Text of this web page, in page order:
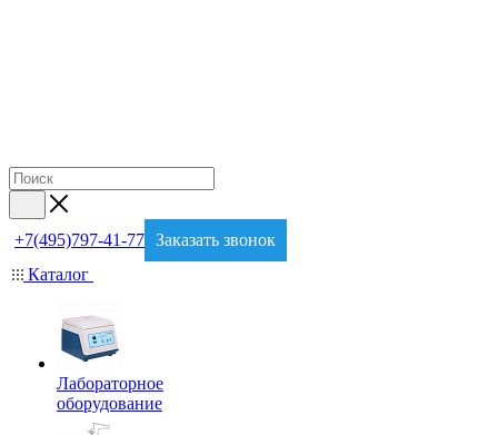
+7(495)797-41-77 Заказать звонок
Каталог
Лабораторное
оборудование